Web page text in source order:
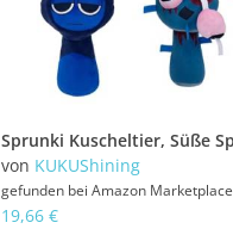
von KUKUShining
gefunden bei Amazon Marketplace
19,66 €